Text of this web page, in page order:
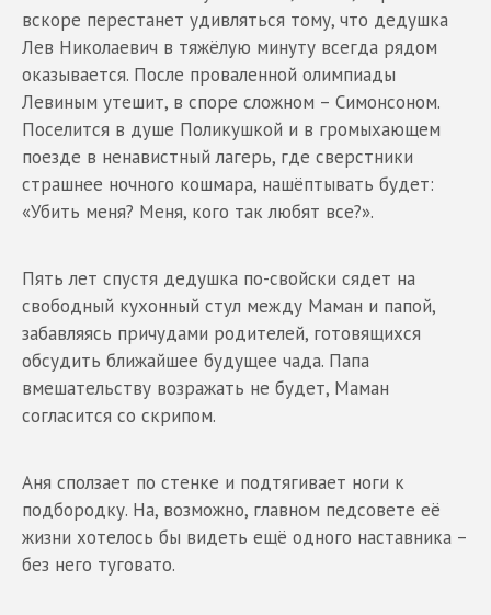
вскоре перестанет удивляться тому, что дедушка
Лев Николаевич в тяжёлую минуту всегда рядом
оказывается. После проваленной олимпиады
Левиным утешит, в споре сложном – Симонсоном.
Поселится в душе Поликушкой и в громыхающем
поезде в ненавистный лагерь, где сверстники
страшнее ночного кошмара, нашёптывать будет:
«Убить меня? Меня, кого так любят все?».
Пять лет спустя дедушка по-свойски сядет на
свободный кухонный стул между Маман и папой,
забавляясь причудами родителей, готовящихся
обсудить ближайшее будущее чада. Папа
вмешательству возражать не будет, Маман
согласится со скрипом.
Аня сползает по стенке и подтягивает ноги к
подбородку. На, возможно, главном педсовете её
жизни хотелось бы видеть ещё одного наставника –
без него туговато.